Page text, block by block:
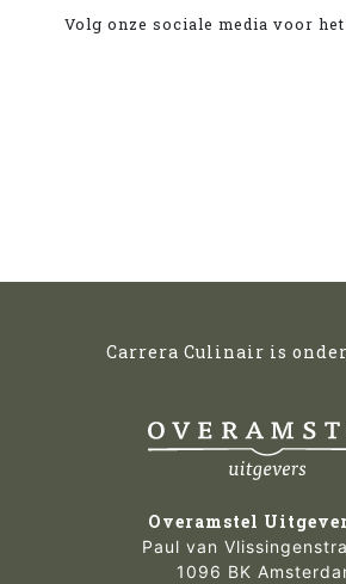
Volg onze sociale media voor
Carrera Culinair is
Overamstel
Paul van
1096 BK